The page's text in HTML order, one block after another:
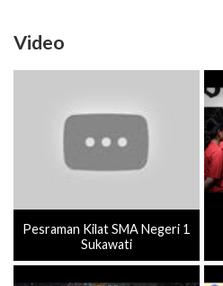
Video
Pesraman Kilat SMA Negeri 1
Sukawati